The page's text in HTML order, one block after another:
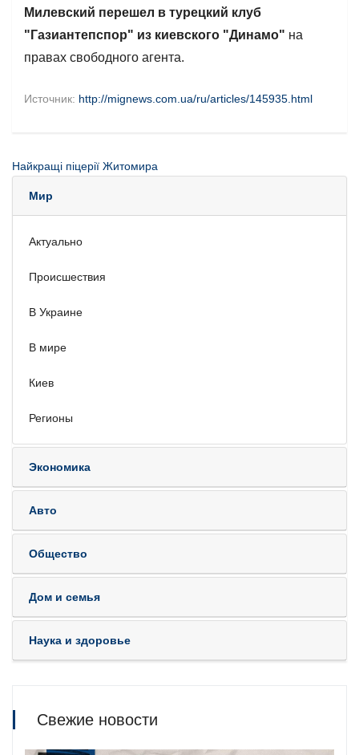
Милевский перешел в турецкий клуб
"Газиантепспор" из киевского "Динамо" на
правах свободного агента.
Источник: http://mignews.com.ua/ru/articles/145935.html
Найкращі піцерії Житомира
Мир
Актуально
Происшествия
В Украине
В мире
Киев
Регионы
Экономика
Авто
Общество
Дом и семья
Наука и здоровье
Свежие новости